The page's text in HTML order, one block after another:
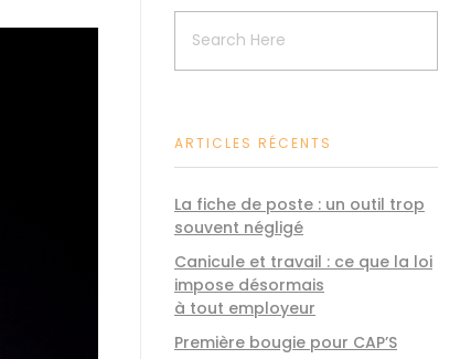
ARTICLES RÉCENTS
La fiche de poste : un outil trop
souvent négligé
Canicule et travail : ce que la loi
impose désormais
à tout employeur
Première bougie pour CAP’S